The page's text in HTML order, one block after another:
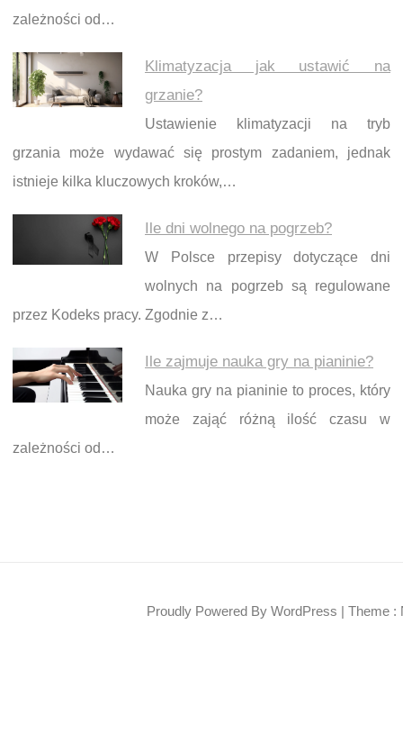
zależności od…
Klimatyzacja jak ustawić na
grzanie?
Ustawienie klimatyzacji na tryb
grzania może wydawać się prostym zadaniem, jednak
istnieje kilka kluczowych kroków,…
Ile dni wolnego na pogrzeb?
W Polsce przepisy dotyczące dni
wolnych na pogrzeb są regulowane
przez Kodeks pracy. Zgodnie z…
Ile zajmuje nauka gry na pianinie?
Nauka gry na pianinie to proces, który
może zająć różną ilość czasu w
zależności od…
Proudly Powered By WordPress | Theme :